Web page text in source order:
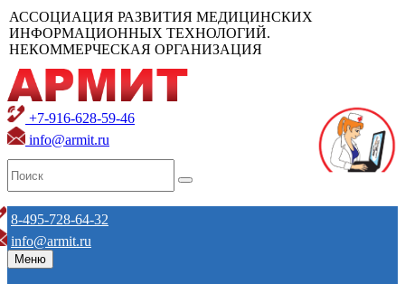
АССОЦИАЦИЯ РАЗВИТИЯ МЕДИЦИНСКИХ
ИНФОРМАЦИОННЫХ ТЕХНОЛОГИЙ.
НЕКОММЕРЧЕСКАЯ ОРГАНИЗАЦИЯ
+7-916-628-59-46
info@armit.ru
8-495-728-64-32
info@armit.ru
Меню